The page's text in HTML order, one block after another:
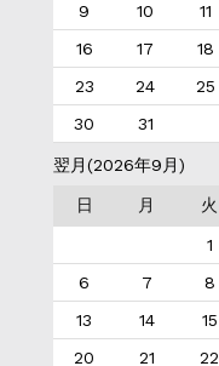
9
10 11
16
17 18
23
24 25
30
31
翌月(2026年9月)
日 月 火
1
6
7 8
13
14 15
20
21 22